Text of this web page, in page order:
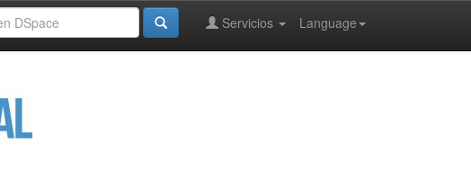
Language
Servicios